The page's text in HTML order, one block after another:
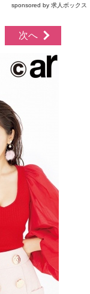
sponsored by 求人ボックス
次へ